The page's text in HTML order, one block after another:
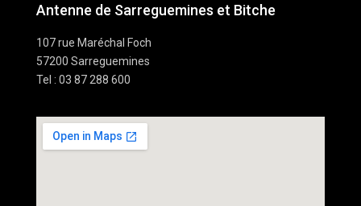
Antenne de Sarreguemines et Bitche
107 rue Maréchal Foch
57200 Sarreguemines
Tel : 03 87 288 600